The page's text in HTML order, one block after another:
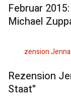
Februar
Michael
Rezension
Staat"